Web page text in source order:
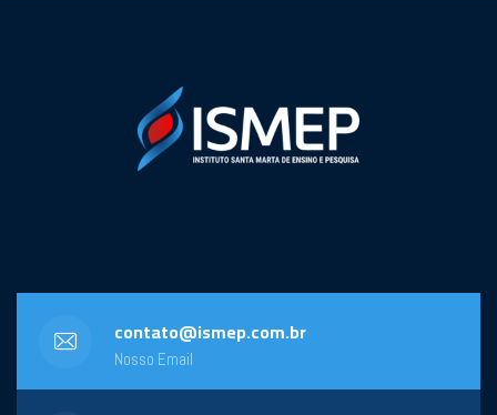
contato@ismep.com.br
Nosso Email